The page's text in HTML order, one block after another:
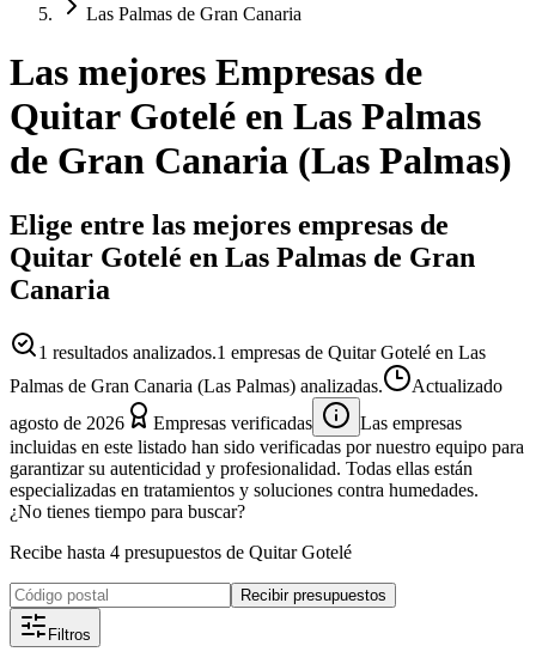
Las Palmas de Gran Canaria
Las mejores Empresas de
Quitar Gotelé en Las Palmas
de Gran Canaria (Las Palmas)
Elige entre las mejores empresas de
Quitar Gotelé en Las Palmas de Gran
Canaria
1 resultados analizados.1 empresas de Quitar Gotelé en Las
Palmas de Gran Canaria (Las Palmas) analizadas.
Actualizado
agosto de 2026
Empresas verificadas
Las empresas
incluidas en este listado han sido verificadas por nuestro equipo para
garantizar su autenticidad y profesionalidad. Todas ellas están
especializadas en tratamientos y soluciones contra humedades.
¿No tienes tiempo para buscar?
Recibe hasta 4 presupuestos de Quitar Gotelé
Recibir presupuestos
Filtros